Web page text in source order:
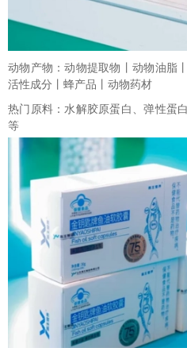
动物产物：动物提取物丨动物油脂
活性成分丨蜂产品丨动物药材
热门原料：水解胶原蛋白、弹性蛋
等